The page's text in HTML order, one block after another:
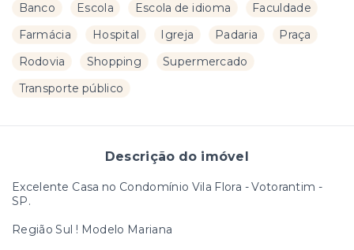
Banco Escola Escola de idioma
Faculdade
Farmácia
Hospital Igreja Padaria
Praça
Rodovia
Shopping
Supermercado
Transporte público
Descrição do imóvel
Excelente Casa no Condomínio Vila Flora - Votorantim -
SP.
Região Sul ! Modelo Mariana